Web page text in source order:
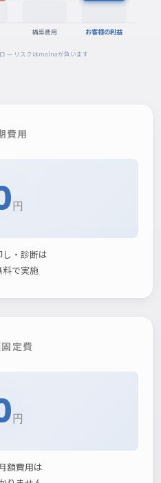
構築費用 お客様の利益
— リスクはmalnaが負います
費用
円
し・診断は
料で実施
定費
円
額費用は